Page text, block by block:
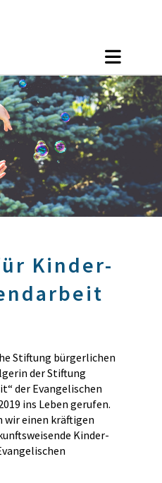
Kinder-
Stiftung bürgerlichen
der Stiftung
der Evangelischen
ins Leben gerufen.
wir einen kräftigen
Kinder-